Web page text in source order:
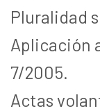
Pluralidad
Aplicación
7/2005.
Actas